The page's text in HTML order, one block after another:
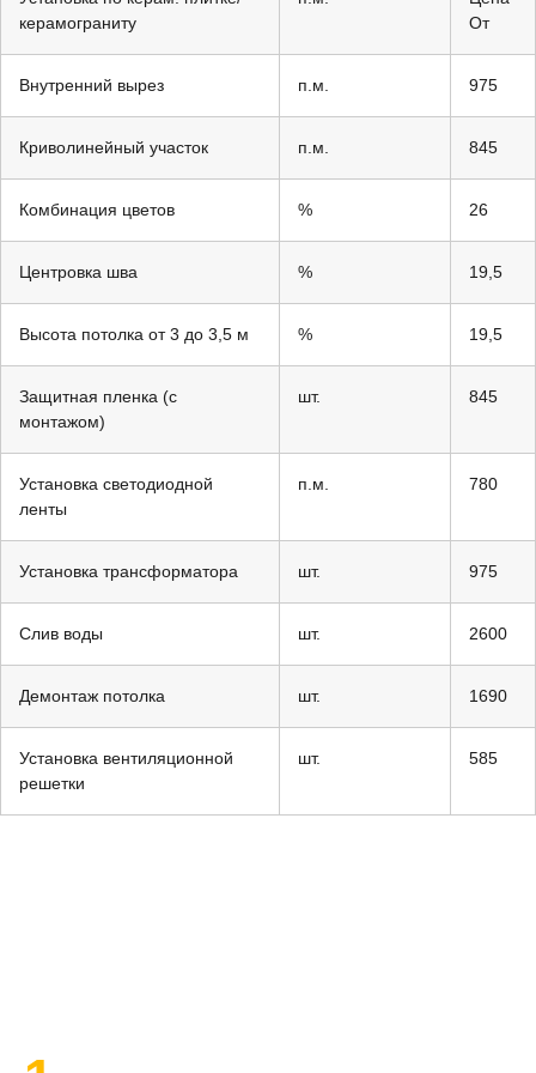
керамограниту
От
Внутренний вырез п.м. 975
Криволинейный участок п.м. 845
Комбинация цветов % 26
Центровка шва % 19,5
Высота потолка от 3 до 3,5 м % 19,5
Защитная пленка (с
монтажом)
шт. 845
Установка светодиодной
ленты
п.м. 780
Установка трансформатора шт. 975
Слив воды шт. 2600
Демонтаж потолка шт. 1690
Установка вентиляционной
решетки
шт. 585